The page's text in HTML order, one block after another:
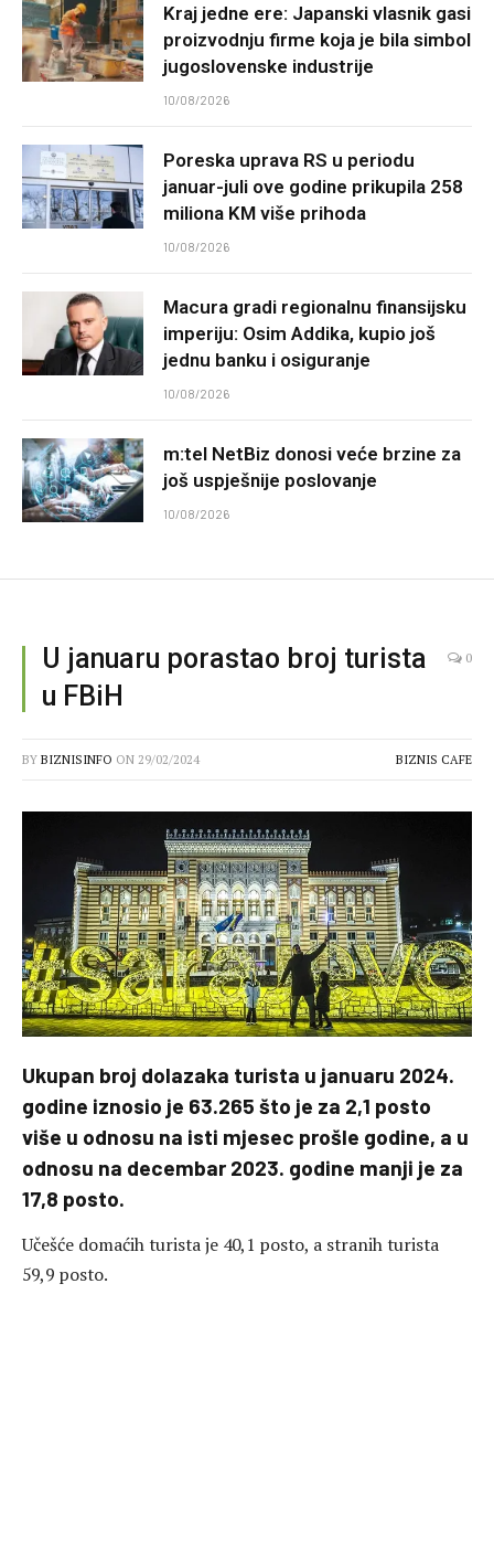
Kraj jedne ere: Japanski vlasnik gasi
proizvodnju firme koja je bila simbol
jugoslovenske industrije
10/08/2026
Poreska uprava RS u periodu
januar-juli ove godine prikupila 258
miliona KM više prihoda
10/08/2026
Macura gradi regionalnu finansijsku
imperiju: Osim Addika, kupio još
jednu banku i osiguranje
10/08/2026
m:tel NetBiz donosi veće brzine za
još uspješnije poslovanje
10/08/2026
U januaru porastao broj turista
u FBiH
0
BY BIZNISINFO ON 29/02/2024 BIZNIS CAFE
Ukupan broj dolazaka turista u januaru 2024.
godine iznosio je 63.265 što je za 2,1 posto
više u odnosu na isti mjesec prošle godine, a u
odnosu na decembar 2023. godine manji je za
17,8 posto.
Učešće domaćih turista je 40,1 posto, a stranih turista
59,9 posto.